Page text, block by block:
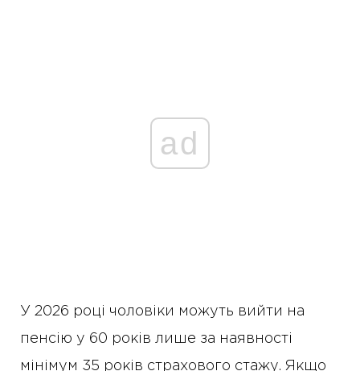
ad
У 2026 році чоловіки можуть вийти на
пенсію у 60 років лише за наявності
мінімум 35 років страхового стажу. Якщо